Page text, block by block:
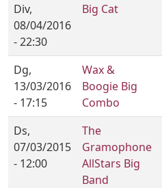
Div,
08/04/2016
- 22:30
Big Cat
Dg,
13/03/2016
- 17:15
Wax &
Boogie Big
Combo
Ds,
07/03/2015
- 12:00
The
Gramophone
AllStars Big
Band